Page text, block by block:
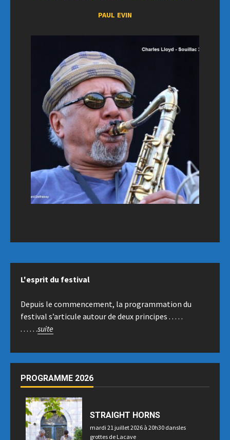
PAUL EVIN
L'esprit du festival
Depuis le commencement, la programmation du
festival s’articule autour de deux principes . . . . .
. . . . . .suite
PROGRAMME 2026
STRAIGHT HORNS
mardi 21 juillet 2026 à 20h30 dansles
grottes de Lacave